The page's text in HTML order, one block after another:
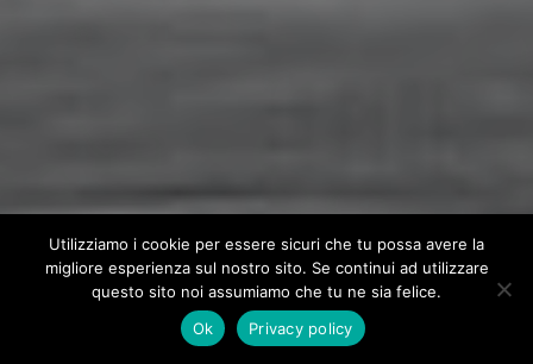
Utilizziamo i cookie per essere sicuri che tu possa avere la
migliore esperienza sul nostro sito. Se continui ad utilizzare
questo sito noi assumiamo che tu ne sia felice.
Ok
Privacy policy